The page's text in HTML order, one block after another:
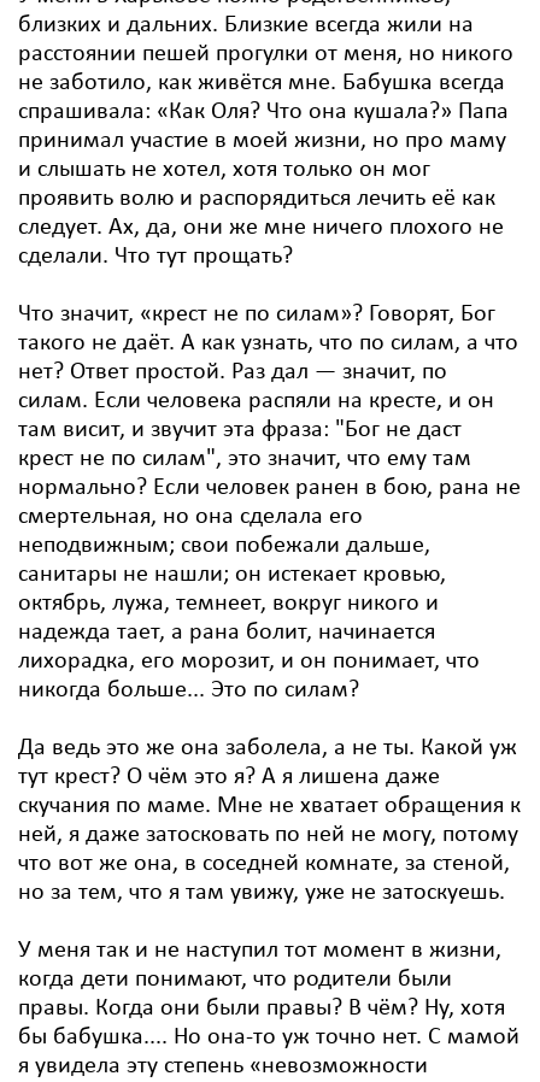
близких и дальних. Близкие всегда жили на
расстоянии пешей прогулки от меня, но никого
не заботило, как живётся мне. Бабушка всегда
спрашивала: «Как Оля? Что она кушала?» Папа
принимал участие в моей жизни, но про маму
и слышать не хотел, хотя только он мог
проявить волю и распорядиться лечить её как
следует. Ах, да, они же мне ничего плохого не
сделали. Что тут прощать?
Что значит, «крест не по силам»? Говорят, Бог
такого не даёт. А как узнать, что по силам, а что
нет? Ответ простой. Раз дал — значит, по
силам. Если человека распяли на кресте, и он
там висит, и звучит эта фраза: "Бог не даст
крест не по силам", это значит, что ему там
нормально? Если человек ранен в бою, рана не
смертельная, но она сделала его
неподвижным; свои побежали дальше,
санитары не нашли; он истекает кровью,
октябрь, лужа, темнеет, вокруг никого и
надежда тает, а рана болит, начинается
лихорадка, его морозит, и он понимает, что
никогда больше... Это по силам?
Да ведь это же она заболела, а не ты. Какой уж
тут крест? О чём это я? А я лишена даже
скучания по маме. Мне не хватает обращения к
ней, я даже затосковать по ней не могу, потому
что вот же она, в соседней комнате, за стеной,
но за тем, что я там увижу, уже не затоскуешь.
У меня так и не наступил тот момент в жизни,
когда дети понимают, что родители были
правы. Когда они были правы? В чём? Ну, хотя
бы бабушка.... Но она-то уж точно нет. С мамой
я увидела эту степень «невозможности